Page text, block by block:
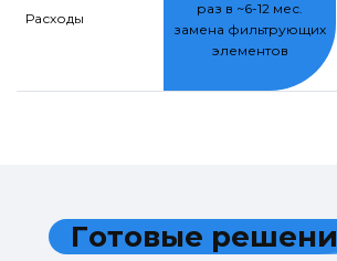
Расходы
раз в ~6-12 мес.
замена фильтрующих
элементов
Готовые решени